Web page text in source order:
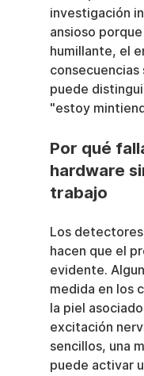
investigación
ansioso
humillante, el
consecuencias
puede
"estoy
Por qué
hardware
trabajo
Los
hacen que el
evidente.
medida en los
la piel
excitación
sencillos, una
puede activar